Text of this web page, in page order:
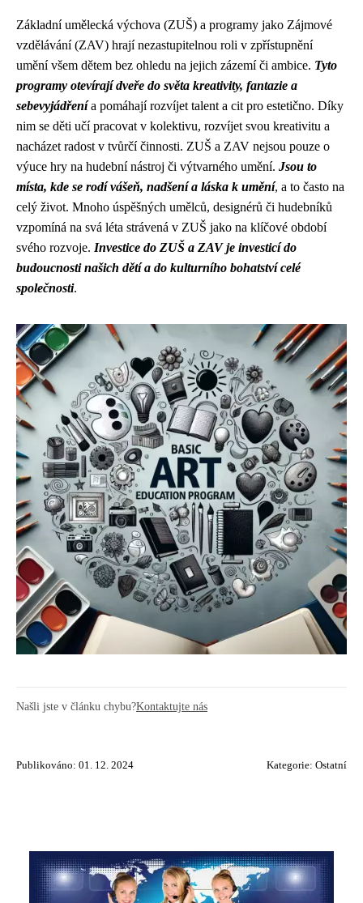
Základní umělecká výchova (ZUŠ) a programy jako Zájmové
vzdělávání (ZAV) hrají nezastupitelnou roli v zpřístupnění
umění všem dětem bez ohledu na jejich zázemí či ambice. Tyto
programy otevírají dveře do světa kreativity, fantazie a
sebevyjádřenía pomáhají rozvíjet talent a cit pro estetično. Díky
nim se děti učí pracovat v kolektivu, rozvíjet svou kreativitu a
nacházet radost v tvůrčí činnosti. ZUŠ a ZAV nejsou pouze o
výuce hry na hudební nástroj či výtvarného umění. Jsou to
místa, kde se rodí vášeň, nadšení a láska k umění, a to často na
celý život. Mnoho úspěšných umělců, designérů či hudebníků
vzpomíná na svá léta strávená v ZUŠ jako na klíčové období
svého rozvoje. Investice do ZUŠ a ZAV je investicí do
budoucnosti našich dětí a do kulturního bohatství celé
společnosti.
Našli jste v článku chybu?Kontaktujte nás
Publikováno: 01. 12. 2024 Kategorie: Ostatní